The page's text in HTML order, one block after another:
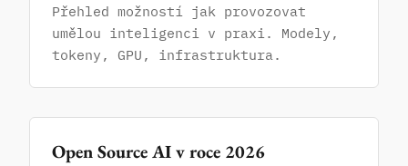
Přehled možností jak provozovat
umělou inteligenci v praxi. Modely,
tokeny, GPU, infrastruktura.
Open Source AI v roce 2026